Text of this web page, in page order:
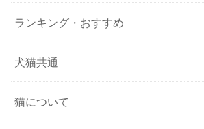
ランキング・おすすめ
犬猫共通
猫について